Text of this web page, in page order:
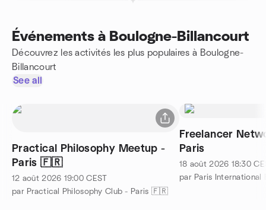
Événements à Boulogne-Billancourt
Découvrez les activités les plus populaires à Boulogne-
Billancourt
See all
Practical Philosophy Meetup -
Paris 🇫🇷
12 août 2026 19:00 CEST
par Practical Philosophy Club - Paris 🇫🇷
Freelancer
Paris
18 août 2026 18:30